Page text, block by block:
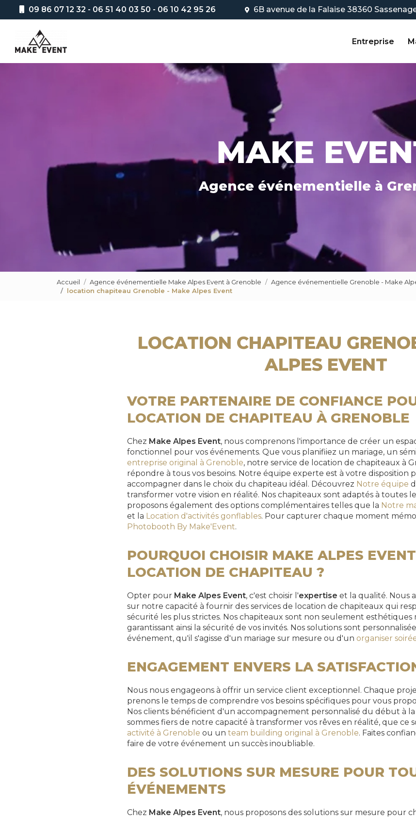
principal
09 86 07 12 32 - 06 51 40 03 50 - 06 10 42 95 26 6B avenue de la Falaise 38360
Entreprise
Agence événementielle à
Accueil Agence événementielle Make Alpes Event à Grenoble
Agence événementielle Grenoble - Make
location chapiteau Grenoble - Make Alpes Event
LOCATION CHAPITEAU
ALPES EVENT
VOTRE PARTENAIRE DE CONFIANCE
LOCATION DE CHAPITEAU À GRENOBLE
Chez Make Alpes Event, nous comprenons l'importance de créer un
fonctionnel pour vos événements. Que vous planifiiez un mariage, un
entreprise original à Grenoble, notre service de location de chapiteaux à
répondre à tous vos besoins. Notre équipe experte est à votre disposition
accompagner dans le choix du chapiteau idéal. Découvrez Notre équipe
transformer votre vision en réalité. Nos chapiteaux sont adaptés à toutes
proposons également des options complémentaires telles que la Notre
et la Location d'activités gonflables. Pour capturer chaque moment
Photobooth By Make'Event.
POURQUOI CHOISIR MAKE ALPES
LOCATION DE CHAPITEAU ?
Opter pour Make Alpes Event, c'est choisir l'expertise et la qualité. Nous
sur notre capacité à fournir des services de location de chapiteaux qui
sécurité les plus strictes. Nos chapiteaux sont non seulement esthétiques
garantissant ainsi la sécurité de vos invités. Nos solutions sont
événement, qu'il s'agisse d'un mariage sur mesure ou d'un organiser
ENGAGEMENT ENVERS LA
Nous nous engageons à offrir un service client exceptionnel. Chaque
prenons le temps de comprendre vos besoins spécifiques pour vous
Nos clients bénéficient d'un accompagnement personnalisé du début à
sommes fiers de notre capacité à transformer vos rêves en réalité, que ce
activité à Grenoble ou un team building original à Grenoble. Faites
faire de votre événement un succès inoubliable.
DES SOLUTIONS SUR MESURE POUR
ÉVÉNEMENTS
Chez Make Alpes Event, nous proposons des solutions sur mesure pour